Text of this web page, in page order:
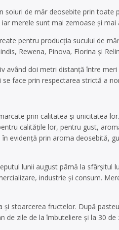
soiuri de măr deosebite prin
merele sunt mai zemoase și
pentru producția sucului de
Rewena, Pinova, Florina și
având doi metri distanță între
se face prin respectarea strictă a
prin calitatea și unicitatea
calitățile lor, pentru gust,
evidență prin aroma deosebită,
lunii august pâmă la
industrie și consum.
și stoarcerea fructelor. După
de zile de la îmbuteliere și la 30 de